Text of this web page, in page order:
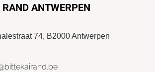
ANTWERPEN
74, B2000 Antwerpen